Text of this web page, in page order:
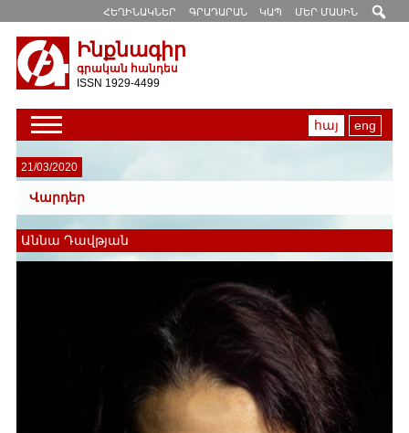
ՀԵՂԻՆԱԿՆԵՐ ԳՐԱԴԱՐԱՆ ԿԱՊ ՄԵՐ ՄԱՍԻՆ
Ինքնագիր
գրական հանդես
ISSN 1929-4499
հայ eng
21/03/2020
Վարդեր
Աննա Դավթյան